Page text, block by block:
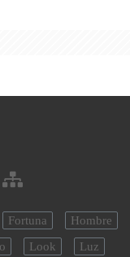
Fortuna
Hombre
Look Luz